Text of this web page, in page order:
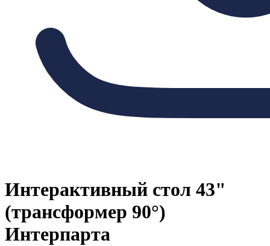
Интерактивный стол 43"
(трансформер 90°)
Интерпарта